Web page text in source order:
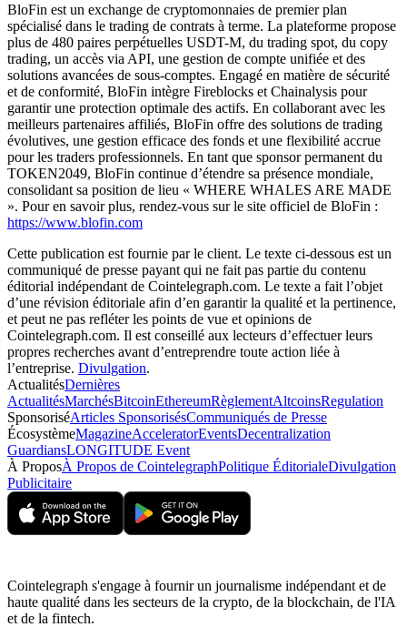
BloFin est un exchange de cryptomonnaies de premier plan
spécialisé dans le trading de contrats à terme. La plateforme propose
plus de 480 paires perpétuelles USDT-M, du trading spot, du copy
trading, un accès via API, une gestion de compte unifiée et des
solutions avancées de sous-comptes. Engagé en matière de sécurité
et de conformité, BloFin intègre Fireblocks et Chainalysis pour
garantir une protection optimale des actifs. En collaborant avec les
meilleurs partenaires affiliés, BloFin offre des solutions de trading
évolutives, une gestion efficace des fonds et une flexibilité accrue
pour les traders professionnels. En tant que sponsor permanent du
TOKEN2049, BloFin continue d’étendre sa présence mondiale,
consolidant sa position de lieu « WHERE WHALES ARE MADE
». Pour en savoir plus, rendez-vous sur le site officiel de BloFin :
https://www.blofin.com
Cette publication est fournie par le client. Le texte ci-dessous est un
communiqué de presse payant qui ne fait pas partie du contenu
éditorial indépendant de Cointelegraph.com. Le texte a fait l’objet
d’une révision éditoriale afin d’en garantir la qualité et la pertinence,
et peut ne pas refléter les points de vue et opinions de
Cointelegraph.com. Il est conseillé aux lecteurs d’effectuer leurs
propres recherches avant d’entreprendre toute action liée à
l’entreprise. Divulgation.
ActualitésDernières
ActualitésMarchésBitcoinEthereumRèglementAltcoinsRegulation
SponsoriséArticles SponsorisésCommuniqués de Presse
ÉcosystèmeMagazineAcceleratorEventsDecentralization
GuardiansLONGITUDE Event
À ProposÀ Propos de CointelegraphPolitique ÉditorialeDivulgation
Publicitaire
Cointelegraph s'engage à fournir un journalisme indépendant et de
haute qualité dans les secteurs de la crypto, de la blockchain, de l'IA
et de la fintech.